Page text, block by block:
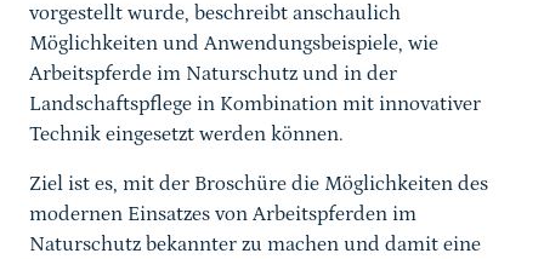
vorgestellt wurde, beschreibt anschaulich
Möglichkeiten und Anwendungsbeispiele, wie
Arbeitspferde im Naturschutz und in der
Landschaftspflege in Kombination mit innovativer
Technik eingesetzt werden können.
Ziel ist es, mit der Broschüre die Möglichkeiten des
modernen Einsatzes von Arbeitspferden im
Naturschutz bekannter zu machen und damit eine